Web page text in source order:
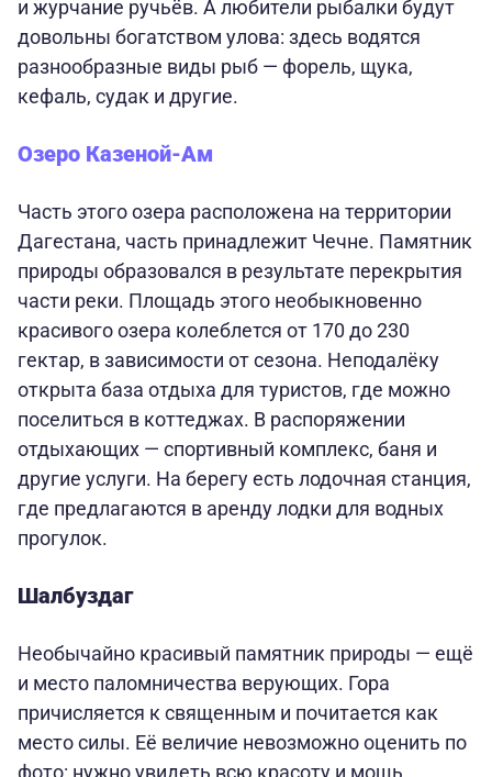
и журчание ручьёв. А любители рыбалки будут
довольны богатством улова: здесь водятся
разнообразные виды рыб — форель, щука,
кефаль, судак и другие.
Озеро Казеной-Ам
Часть этого озера расположена на территории
Дагестана, часть принадлежит Чечне. Памятник
природы образовался в результате перекрытия
части реки. Площадь этого необыкновенно
красивого озера колеблется от 170 до 230
гектар, в зависимости от сезона. Неподалёку
открыта база отдыха для туристов, где можно
поселиться в коттеджах. В распоряжении
отдыхающих — спортивный комплекс, баня и
другие услуги. На берегу есть лодочная станция,
где предлагаются в аренду лодки для водных
прогулок.
Шалбуздаг
Необычайно красивый памятник природы — ещё
и место паломничества верующих. Гора
причисляется к священным и почитается как
место силы. Её величие невозможно оценить по
фото: нужно увидеть всю красоту и мощь